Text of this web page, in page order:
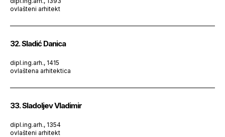
ovlašteni arhitekt
32. Sladić Danica
dipl.ing.arh., 1415
ovlaštena arhitektica
33. Sladoljev Vladimir
dipl.ing.arh., 1354
ovlašteni arhitekt